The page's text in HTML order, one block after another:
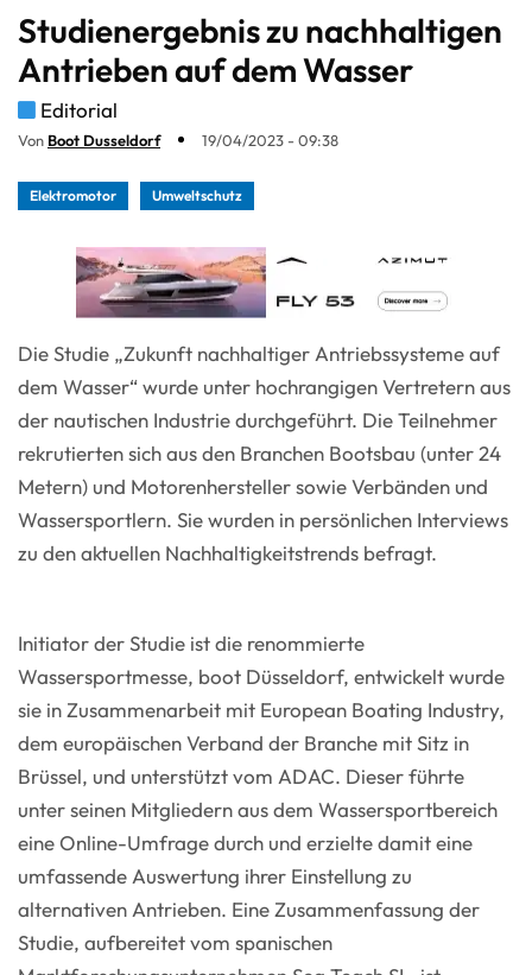
Studienergebnis zu nachhaltigen
Antrieben auf dem Wasser
Editorial
Von Boot Dusseldorf 19/04/2023 - 09:38
Elektromotor Umweltschutz
Die Studie „Zukunft nachhaltiger Antriebssysteme auf
dem Wasser“ wurde unter hochrangigen Vertretern aus
der nautischen Industrie durchgeführt. Die Teilnehmer
rekrutierten sich aus den Branchen Bootsbau (unter 24
Metern) und Motorenhersteller sowie Verbänden und
Wassersportlern. Sie wurden in persönlichen Interviews
zu den aktuellen Nachhaltigkeitstrends befragt.
Initiator der Studie ist die renommierte
Wassersportmesse, boot Düsseldorf, entwickelt wurde
sie in Zusammenarbeit mit European Boating Industry,
dem europäischen Verband der Branche mit Sitz in
Brüssel, und unterstützt vom ADAC. Dieser führte
unter seinen Mitgliedern aus dem Wassersportbereich
eine Online-Umfrage durch und erzielte damit eine
umfassende Auswertung ihrer Einstellung zu
alternativen Antrieben. Eine Zusammenfassung der
Studie, aufbereitet vom spanischen